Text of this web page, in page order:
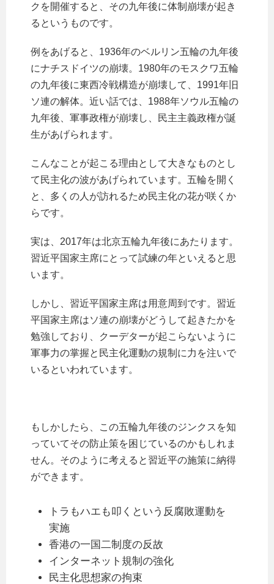
クを開催すると、その九年後に体制崩壊が起き
るというものです。
例をあげると、1936年のベルリン五輪の九年後
にナチスドイツの崩壊。1980年のモスクワ五輪
の九年後に東西冷戦構造が崩壊して、1991年旧
ソ連の解体。近い話では、1988年ソウル五輪の
九年後、軍事政権が崩壊し、民主主義政権が誕
生があげられます。
こんなことが起こる理由として大きなものとし
て民主化の波があげられています。五輪を開く
と、多くの人が訪れるため民主化の花が咲くか
らです。
実は、2017年は北京五輪九年後にあたります。
習近平国家主席にとって試練の年といえると思
います。
しかし、習近平国家主席は用意周到です。習近
平国家主席はソ連の崩壊がどうして起きたかを
勉強しており、クーデターが起こらないように
軍事力の掌握と民主化運動の規制に力を注いで
いるといわれています。
もしかしたら、この五輪九年後のジンクスを知
っていてその防止策を困じているのかもしれま
せん。そのように考えると習近平の施策に納得
ができます。
トラもハエも叩くという反腐敗運動を
実施
香港の一国二制度の反故
インターネット規制の強化
民主化思想家の拘束